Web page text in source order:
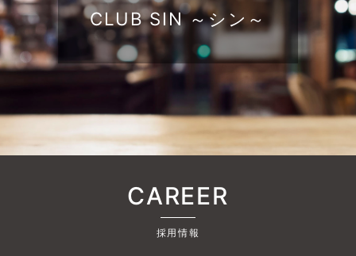
CLUB SIN ～シン～
CAREER
採用情報